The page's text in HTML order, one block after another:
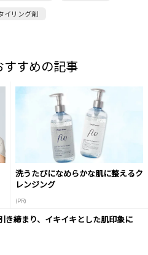
イリング剤
すすめの記事
洗うたびになめらかな肌に整えるク
レンジング
(PR)
き締まり、イキイキとした肌印象に